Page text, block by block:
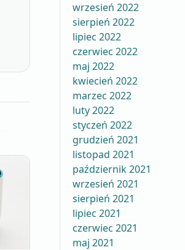
wrzesień 2022
sierpień 2022
lipiec 2022
czerwiec 2022
maj 2022
kwiecień 2022
marzec 2022
luty 2022
styczeń 2022
grudzień 2021
listopad 2021
październik 2021
wrzesień 2021
sierpień 2021
lipiec 2021
czerwiec 2021
maj 2021